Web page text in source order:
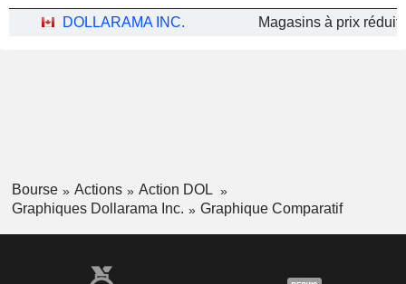
DOLLARAMA INC. Magasins à prix réduits
Bourse Actions
Action DOL
Graphiques Dollarama Inc.
Graphique Comparatif